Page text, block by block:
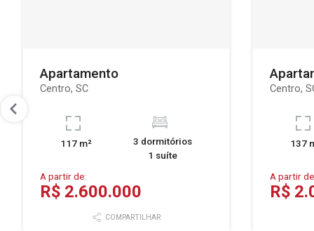
Apartamento
Centro, SC
117 m²
3 dormitórios
1 suíte
A partir de:
R$ 2.600.000
COMPARTILHAR
Centro,
137
A partir
R$